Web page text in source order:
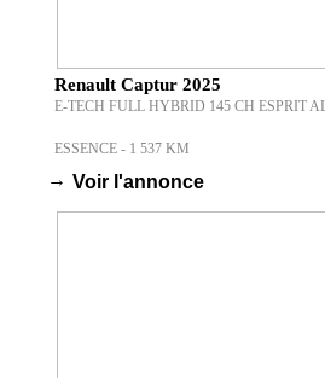
Renault Captur 2025
E-TECH FULL HYBRID 145 CH ESPRIT
ESSENCE - 1 537 KM
→ Voir l'annonce